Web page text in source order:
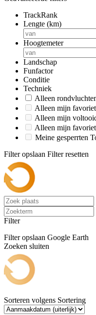
TrackRank
Lengte (km)
Hoogtemeter
Landschap
Funfactor
Conditie
Techniek
Alleen
Alleen mijn
Alleen mijn
Alleen mijn
Meine gesperrten
Filter opslaan Filter resetten
Filter
Filter opslaan Google Earth
Zoeken sluiten
Sorteren volgens Sortering